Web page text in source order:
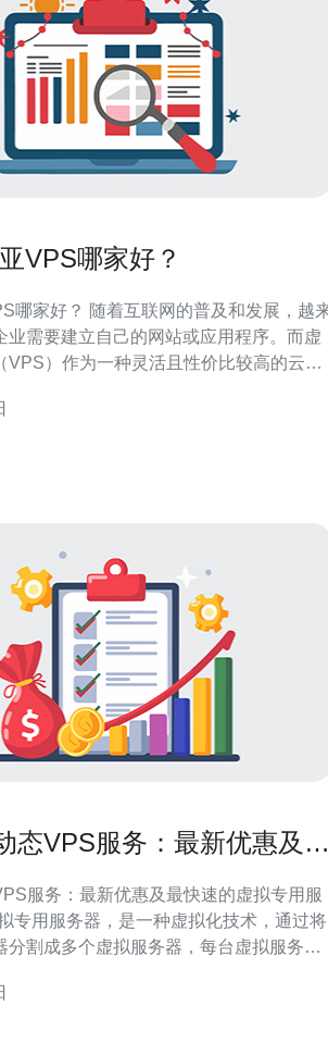
VPS哪家好？
网的普及和发展，越来
业需要建立自己的网站或应用程序。而虚
VPS）作为一种灵活且性价比较高的云服
供商，那么TK马来西亚VPS到底哪家好
态VPS服务：最新优惠及最
服务：最新优惠及最快速的虚拟专用服
分割成多个虚拟服务器，每台虚拟服务器
性，比共享主机更可靠。 马来西亚动